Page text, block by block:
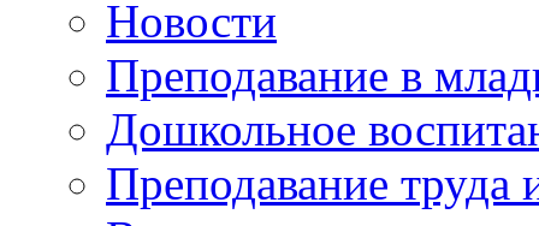
Новости
Преподавание в
Дошкольное
Преподавание труда